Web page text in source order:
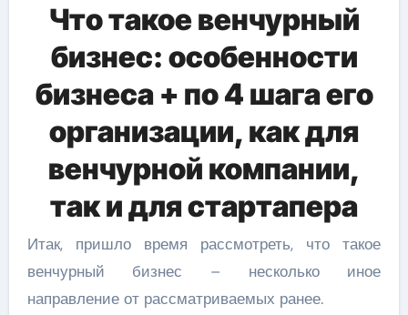
Что такое венчурный
бизнес: особенности
бизнеса + по 4 шага его
организации, как для
венчурной компании,
так и для стартапера
Итак, пришло время рассмотреть, что такое
венчурный бизнес – несколько иное
направление от рассматриваемых ранее.